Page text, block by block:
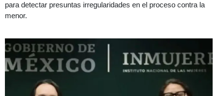
para detectar presuntas irregularidades en el proceso contra la
menor.